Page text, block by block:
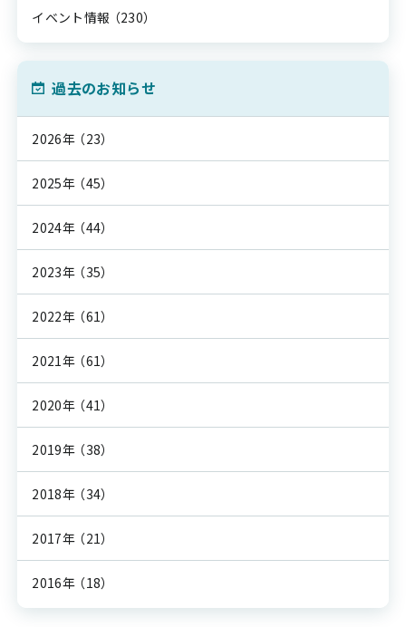
イベント情報 （230）
過去のお知らせ
2026年 （23）
2025年 （45）
2024年 （44）
2023年 （35）
2022年 （61）
2021年 （61）
2020年 （41）
2019年 （38）
2018年 （34）
2017年 （21）
2016年 （18）